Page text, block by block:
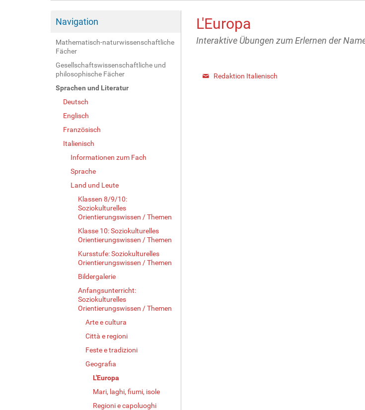
Navigation
Mathematisch-naturwissenschaftliche
Fächer
Gesellschaftswissenschaftliche und
philosophische Fächer
Sprachen und Literatur
Deutsch
Englisch
Französisch
Italienisch
Informationen zum Fach
Sprache
Land und Leute
Klassen 8/9/10:
Soziokulturelles
Orientierungswissen / Themen
Klasse 10: Soziokulturelles
Orientierungswissen / Themen
Kursstufe: Soziokulturelles
Orientierungswissen / Themen
Bildergalerie
Anfangsunterricht:
Soziokulturelles
Orientierungswissen / Themen
Arte e cultura
Città e regioni
Feste e tradizioni
Geografia
L'Europa
Mari, laghi, fiumi, isole
Regioni e capoluoghi
L'Europa
Interaktive Übungen zum Erlernen der
Redaktion Italienisch